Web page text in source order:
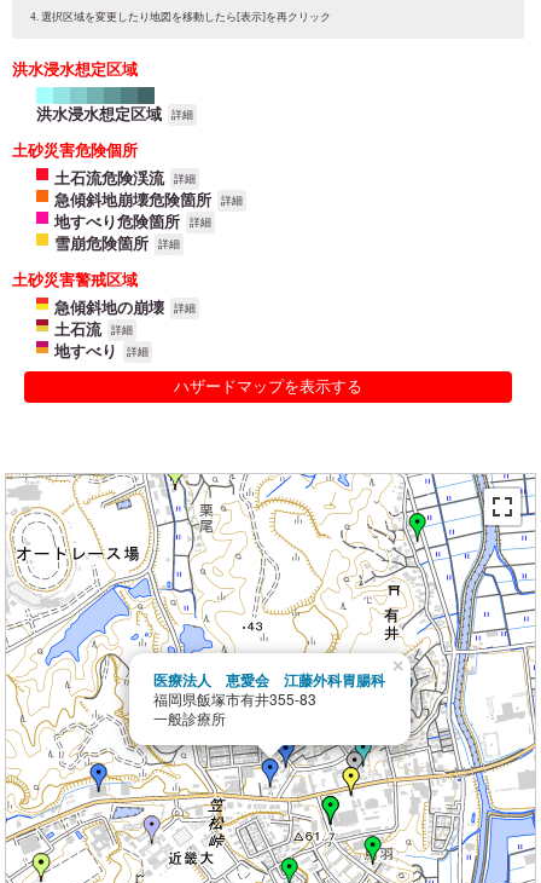
選択区域を変更したり地図を移動したら[表示]を再クリック
洪水浸水想定区域
洪水浸水想定区域 詳細
土砂災害危険個所
土石流危険渓流
詳細
急傾斜地崩壊危険箇所 詳細
地すべり危険箇所 詳細
雪崩危険箇所 詳細
土砂災害警戒区域
急傾斜地の崩壊
詳細
土石流 詳細
地すべり 詳細
ハザードマップを表示する
医療法人 恵愛会 江藤外科胃腸科
福岡県飯塚市有井355-83
一般診療所
×